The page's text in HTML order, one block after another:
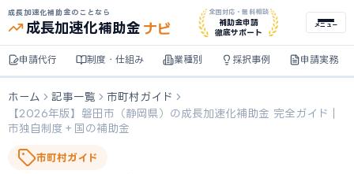
成長加速化補助金のことなら
成長加速化補助金 ナビ
全国対応・無料相談
補助金申請
徹底サポート
メニュー
申請代行 制度・仕組み 業種別 採択事例 申請実務
ホーム 記事一覧
市町村ガイド
【2026年版】磐田市（静岡県）の成長加速化補助金 完全ガイド｜
市独自制度＋国の補助金
市町村ガイド